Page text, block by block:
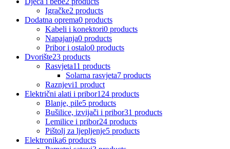
Igračke2 products
Dodatna oprema0 products
Kabeli i konektori0 products
Napajanja0 products
Pribor i ostalo0 products
Dvorište23 products
Rasvjeta11 products
Solarna rasvjeta7 products
Raznjevi1 product
Električni alati i pribor124 products
Blanje, pile5 products
Bušilice, izvijači i pribor31 products
Lemilice i pribor24 products
Pištolj za ljepljenje5 products
Elektronika6 products